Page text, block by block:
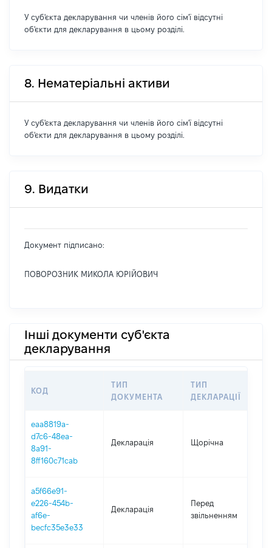
У суб'єкта декларування чи членів його сім'ї відсутні
об'єкти для декларування в цьому розділі.
8. Нематеріальні активи
У суб'єкта декларування чи членів його сім'ї відсутні
об'єкти для декларування в цьому розділі.
9. Видатки
Документ підписано:
ПОВОРОЗНИК МИКОЛА ЮРІЙОВИЧ
Інші документи суб'єкта
декларування
КОД
ТИП
ДОКУМЕНТА
ТИП
ДЕКЛАРАЦІЇ
eaa8819a-
d7c6-48ea-
8a91-
8ff160c71cab
Декларація Щорічна
a5f66e91-
e226-454b-
af6e-
becfc35e3e33
Декларація
Перед
звільненням